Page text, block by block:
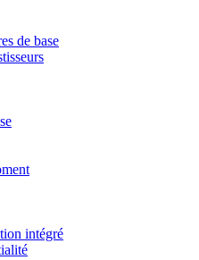
de base
intégré